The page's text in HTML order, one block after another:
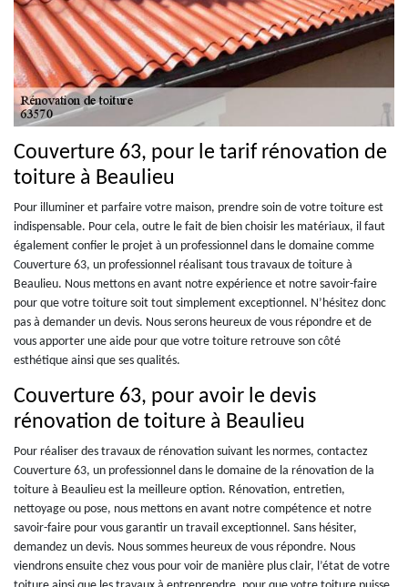
Couverture 63, pour le tarif rénovation de
toiture à Beaulieu
Pour illuminer et parfaire votre maison, prendre soin de votre toiture est
indispensable. Pour cela, outre le fait de bien choisir les matériaux, il faut
également confier le projet à un professionnel dans le domaine comme
Couverture 63, un professionnel réalisant tous travaux de toiture à
Beaulieu. Nous mettons en avant notre expérience et notre savoir-faire
pour que votre toiture soit tout simplement exceptionnel. N’hésitez donc
pas à demander un devis. Nous serons heureux de vous répondre et de
vous apporter une aide pour que votre toiture retrouve son côté
esthétique ainsi que ses qualités.
Couverture 63, pour avoir le devis
rénovation de toiture à Beaulieu
Pour réaliser des travaux de rénovation suivant les normes, contactez
Couverture 63, un professionnel dans le domaine de la rénovation de la
toiture à Beaulieu est la meilleure option. Rénovation, entretien,
nettoyage ou pose, nous mettons en avant notre compétence et notre
savoir-faire pour vous garantir un travail exceptionnel. Sans hésiter,
demandez un devis. Nous sommes heureux de vous répondre. Nous
viendrons ensuite chez vous pour voir de manière plus clair, l’état de votre